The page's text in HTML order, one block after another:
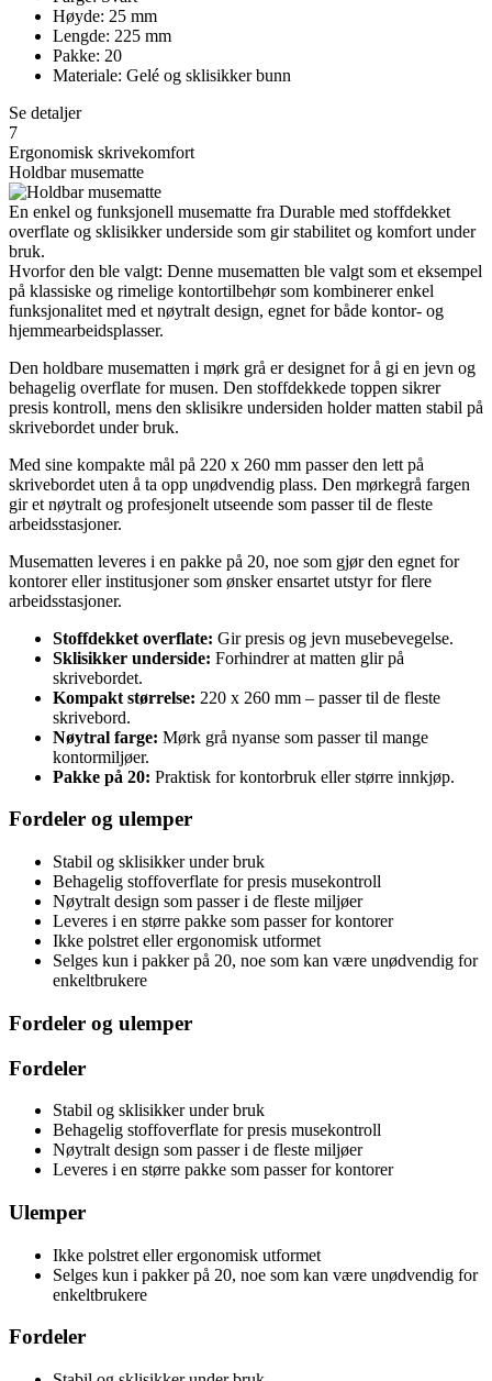
Høyde: 25 mm
Lengde: 225 mm
Pakke: 20
Materiale: Gelé og sklisikker bunn
Se detaljer
7
Ergonomisk skrivekomfort
Holdbar musematte
En enkel og funksjonell musematte fra Durable med stoffdekket
overflate og sklisikker underside som gir stabilitet og komfort under
bruk.
Hvorfor den ble valgt: Denne musematten ble valgt som et eksempel
på klassiske og rimelige kontortilbehør som kombinerer enkel
funksjonalitet med et nøytralt design, egnet for både kontor- og
hjemmearbeidsplasser.
Den holdbare musematten i mørk grå er designet for å gi en jevn og
behagelig overflate for musen. Den stoffdekkede toppen sikrer
presis kontroll, mens den sklisikre undersiden holder matten stabil på
skrivebordet under bruk.
Med sine kompakte mål på 220 x 260 mm passer den lett på
skrivebordet uten å ta opp unødvendig plass. Den mørkegrå fargen
gir et nøytralt og profesjonelt utseende som passer til de fleste
arbeidsstasjoner.
Musematten leveres i en pakke på 20, noe som gjør den egnet for
kontorer eller institusjoner som ønsker ensartet utstyr for flere
arbeidsstasjoner.
Stoffdekket overflate: Gir presis og jevn musebevegelse.
Sklisikker underside: Forhindrer at matten glir på
skrivebordet.
Kompakt størrelse: 220 x 260 mm – passer til de fleste
skrivebord.
Nøytral farge: Mørk grå nyanse som passer til mange
kontormiljøer.
Pakke på 20: Praktisk for kontorbruk eller større innkjøp.
Fordeler og ulemper
Stabil og sklisikker under bruk
Behagelig stoffoverflate for presis musekontroll
Nøytralt design som passer i de fleste miljøer
Leveres i en større pakke som passer for kontorer
Ikke polstret eller ergonomisk utformet
Selges kun i pakker på 20, noe som kan være unødvendig for
enkeltbrukere
Fordeler og ulemper
Fordeler
Stabil og sklisikker under bruk
Behagelig stoffoverflate for presis musekontroll
Nøytralt design som passer i de fleste miljøer
Leveres i en større pakke som passer for kontorer
Ulemper
Ikke polstret eller ergonomisk utformet
Selges kun i pakker på 20, noe som kan være unødvendig for
enkeltbrukere
Fordeler